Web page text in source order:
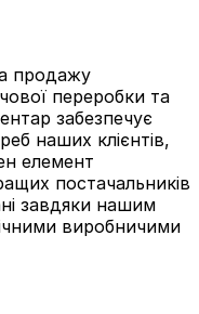
продажу
переробки та
забезпечує
наших клієнтів,
елемент
постачальників
завдяки нашим
виробничими